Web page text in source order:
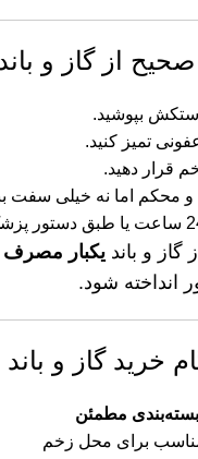
از گاز و
بپوشید.
تمیز کنید.
قرار دهید.
و محکم اما نه خیلی سفت
گاز و باند یکبار
انداخته شود.
خرید گاز و باند
مطمئن
برای محل زخم